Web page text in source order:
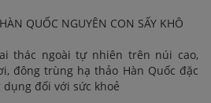
QUỐC NGUYÊN CON SẤY KHÔ
thác ngoài tự nhiên trên núi cao,
đông trùng hạ thảo Hàn Quốc đặc
đối với sức khoẻ